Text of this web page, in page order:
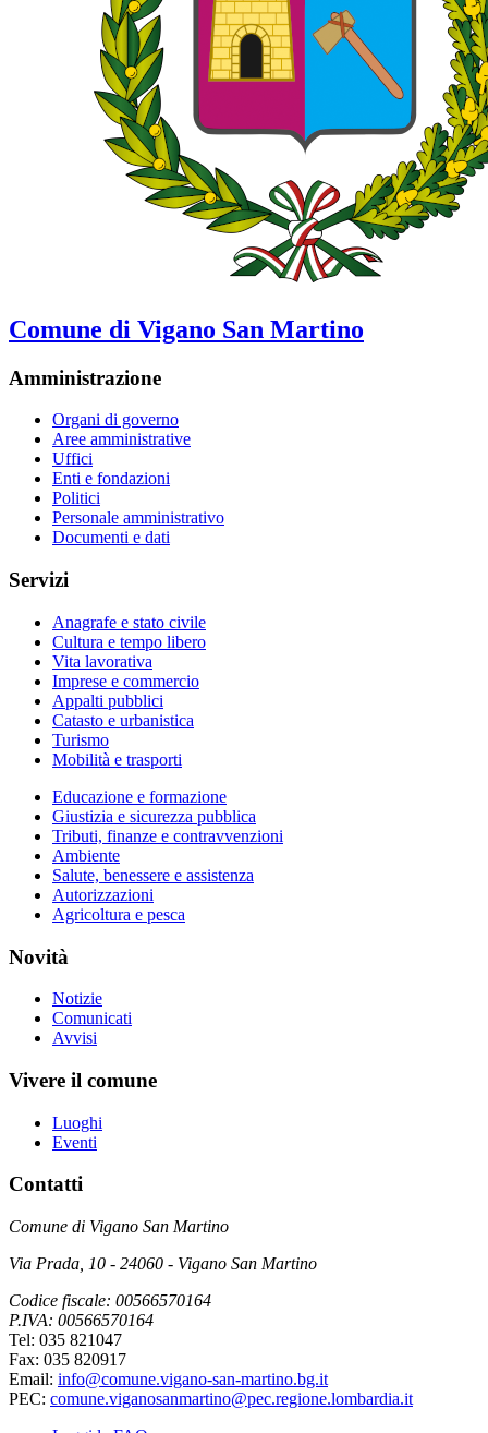
Comune di Vigano San Martino
Amministrazione
Organi di governo
Aree amministrative
Uffici
Enti e fondazioni
Politici
Personale amministrativo
Documenti e dati
Servizi
Anagrafe e stato civile
Cultura e tempo libero
Vita lavorativa
Imprese e commercio
Appalti pubblici
Catasto e urbanistica
Turismo
Mobilità e trasporti
Educazione e formazione
Giustizia e sicurezza pubblica
Tributi, finanze e contravvenzioni
Ambiente
Salute, benessere e assistenza
Autorizzazioni
Agricoltura e pesca
Novità
Notizie
Comunicati
Avvisi
Vivere il comune
Luoghi
Eventi
Contatti
Comune di Vigano San Martino
Via Prada, 10 - 24060 - Vigano San Martino
Codice fiscale: 00566570164
P.IVA: 00566570164
Tel: 035 821047
Fax: 035 820917
Email: info@comune.vigano-san-martino.bg.it
PEC: comune.viganosanmartino@pec.regione.lombardia.it